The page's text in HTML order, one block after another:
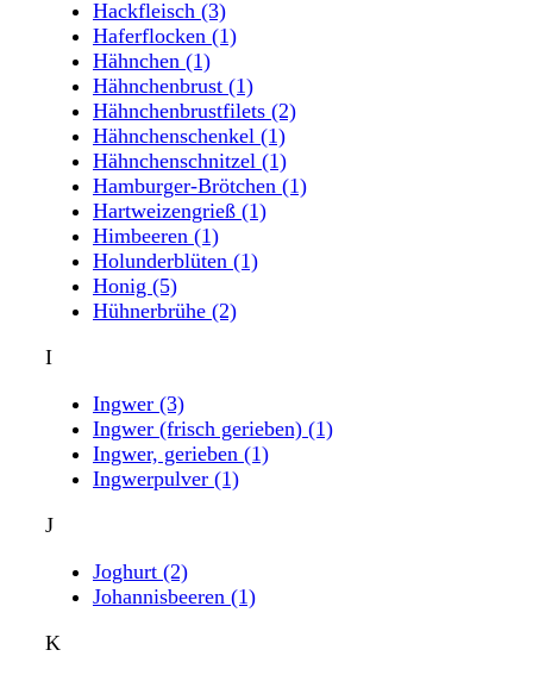
Hackfleisch (3)
Haferflocken (1)
Hähnchen (1)
Hähnchenbrust (1)
Hähnchenbrustfilets (2)
Hähnchenschenkel (1)
Hähnchenschnitzel (1)
Hamburger-Brötchen (1)
Hartweizengrieß (1)
Himbeeren (1)
Holunderblüten (1)
Honig (5)
Hühnerbrühe (2)
I
Ingwer (3)
Ingwer (frisch gerieben) (1)
Ingwer, gerieben (1)
Ingwerpulver (1)
J
Joghurt (2)
Johannisbeeren (1)
K